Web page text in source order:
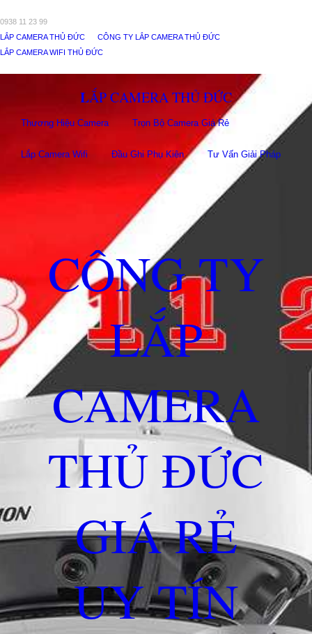
0938 11 23 99
LẮP CAMERA THỦ ĐỨC
CÔNG TY LẮP CAMERA THỦ ĐỨC
LẮP CAMERA WIFI THỦ ĐỨC
LẮP CAMERA THỦ ĐỨC
Thương Hiệu Camera Trọn Bộ Camera Giá Rẻ
Lắp Camera Wifi Đầu Ghi Phụ Kiên Tư Vấn Giải Pháp
CÔNG TY
LẮP
CAMERA
THỦ ĐỨC
GIÁ RẺ
UY TÍN